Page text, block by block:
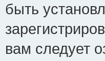
быть
вам следует